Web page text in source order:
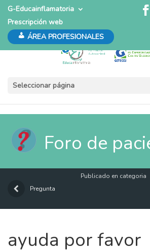
G-Educainflamatoria
Prescripción web
ÁREA PROFESIONALES
Seleccionar página
Foro de
Pregunta
Publicado en categoria
ayuda por favor